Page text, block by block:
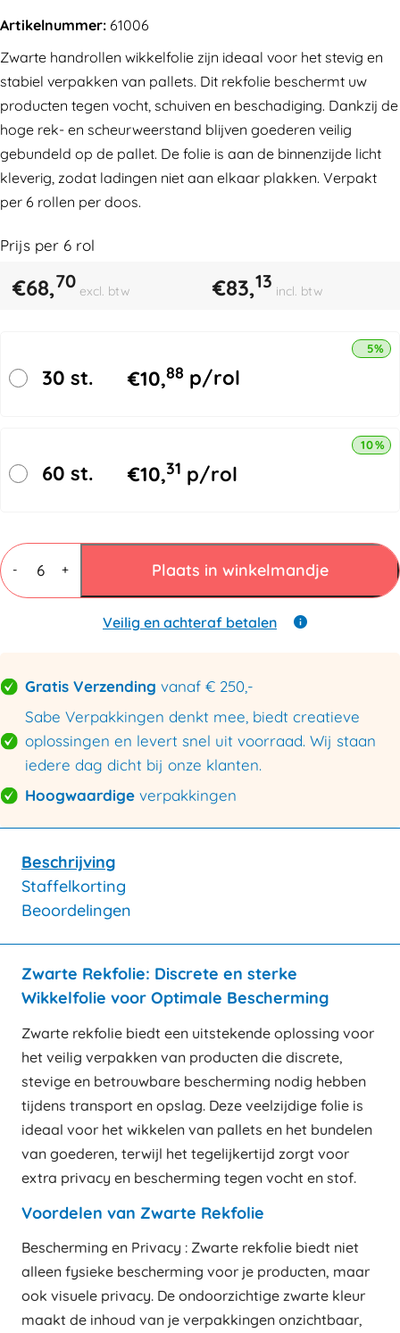
Artikelnummer: 61006
Zwarte handrollen wikkelfolie zijn ideaal voor het stevig en
stabiel verpakken van pallets. Dit rekfolie beschermt uw
producten tegen vocht, schuiven en beschadiging. Dankzij de
hoge rek- en scheurweerstand blijven goederen veilig
gebundeld op de pallet. De folie is aan de binnenzijde licht
kleverig, zodat ladingen niet aan elkaar plakken. Verpakt
per 6 rollen per doos.
Prijs per 6 rol
€68,70 excl. btw €83,13 incl. btw
30 st. €10,88 p/rol
5%
60 st. €10,31 p/rol
10%
-
Rekfolie
50cmx300mtr
20my
zwart
+ Plaats in winkelmandje
Veilig en achteraf betalen
Gratis Verzending vanaf € 250,-
Sabe Verpakkingen denkt mee, biedt creatieve
oplossingen en levert snel uit voorraad. Wij staan
iedere dag dicht bij onze klanten.
Hoogwaardige verpakkingen
Beschrijving
Staffelkorting
Beoordelingen
Zwarte Rekfolie: Discrete en sterke
Wikkelfolie voor Optimale Bescherming
Zwarte rekfolie biedt een uitstekende oplossing voor
het veilig verpakken van producten die discrete,
stevige en betrouwbare bescherming nodig hebben
tijdens transport en opslag. Deze veelzijdige folie is
ideaal voor het wikkelen van pallets en het bundelen
van goederen, terwijl het tegelijkertijd zorgt voor
extra privacy en bescherming tegen vocht en stof.
Voordelen van Zwarte Rekfolie
Bescherming en Privacy : Zwarte rekfolie biedt niet
alleen fysieke bescherming voor je producten, maar
ook visuele privacy. De ondoorzichtige zwarte kleur
maakt de inhoud van je verpakkingen onzichtbaar,